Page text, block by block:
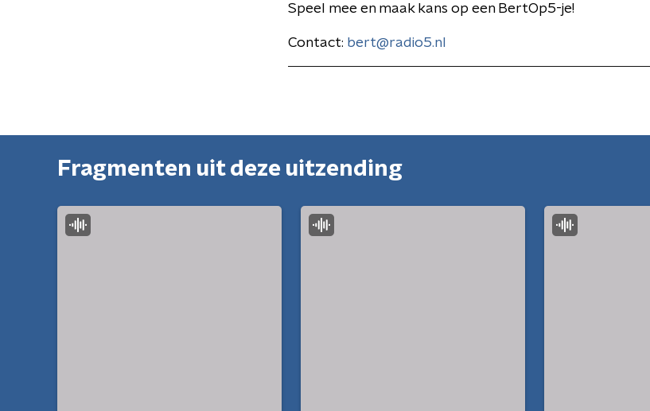
Speel mee en maak kans op een BertOp5-je!
Contact: bert@radio5.nl
Fragmenten uit deze uitzending